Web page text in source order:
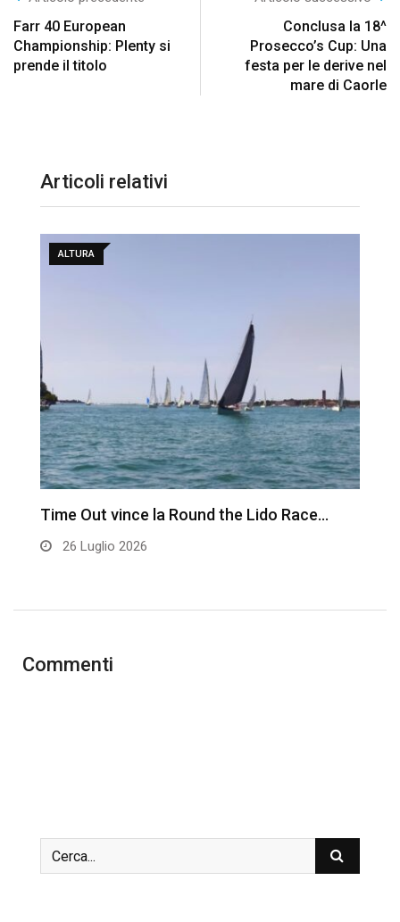
Farr 40 European
Championship: Plenty si
prende il titolo
Conclusa la 18^
Prosecco’s Cup: Una
festa per le derive nel
mare di Caorle
Articoli relativi
ALTURA
Time Out vince la Round the Lido Race…
26 Luglio 2026
Commenti